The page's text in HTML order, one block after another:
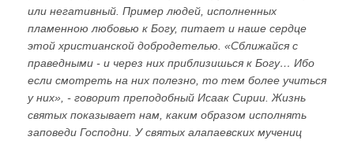
или негативный. Пример людей, исполненных
пламенною любовью к Богу, питает и наше сердце
этой христианской добродетелью. «Сближайся с
праведными - и через них приблизишься к Богу… Ибо
если смотреть на них полезно, то тем более учиться
у них», - говорит преподобный Исаак Сирии. Жизнь
святых показывает нам, каким образом исполнять
заповеди Господни. У святых алапаевских мучениц